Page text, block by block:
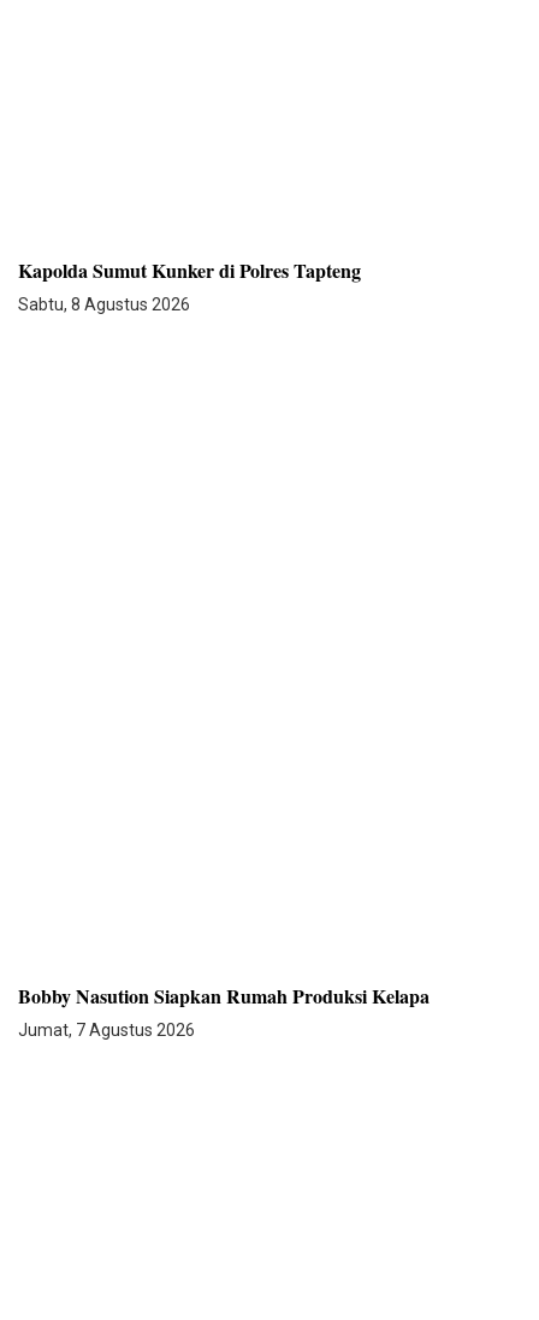
Kapolda Sumut Kunker di Polres Tapteng
Sabtu, 8 Agustus 2026
Bobby Nasution Siapkan Rumah Produksi Kelapa
Jumat, 7 Agustus 2026